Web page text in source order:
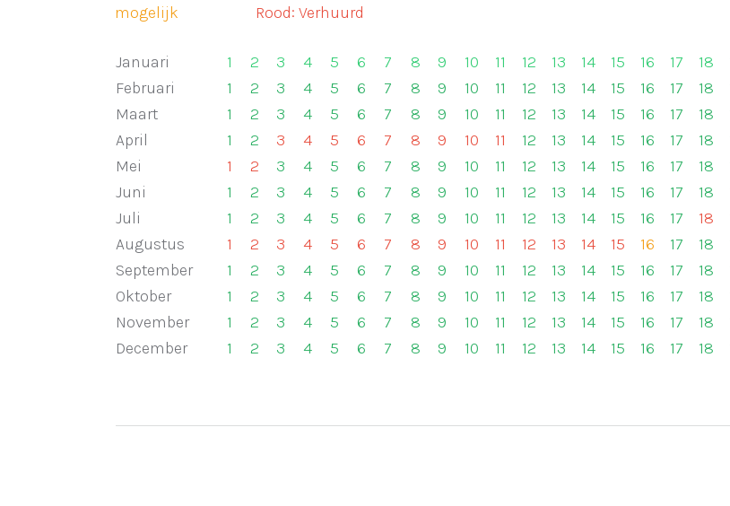
mogelijk
Rood: Verhuurd
Januari
1 2 3 4 5 6 7 8 9 10 11 12 13 14 15 16 17 18
Februari
1 2 3 4 5 6 7 8 9 10 11 12 13 14 15 16 17 18
Maart
1 2 3 4 5 6 7 8 9 10 11 12 13 14 15 16 17 18
April
1 2 3 4 5 6 7 8 9 10 11 12 13 14 15 16 17 18
Mei
1 2 3 4 5 6 7 8 9 10 11 12 13 14 15 16 17 18
Juni
1 2 3 4 5 6 7 8 9 10 11 12 13 14 15 16 17 18
Juli
1 2 3 4 5 6 7 8 9 10 11 12 13 14 15 16 17 18
Augustus
1 2 3 4 5 6 7 8 9 10 11 12 13 14 15 16 17 18
September
1 2 3 4 5 6 7 8 9 10 11 12 13 14 15 16 17 18
Oktober
1 2 3 4 5 6 7 8 9 10 11 12 13 14 15 16 17 18
November
1 2 3 4 5 6 7 8 9 10 11 12 13 14 15 16 17 18
December****** 1 2 3 4 5 6 7 8 9 10 11 12 13 14 15 16 17 18